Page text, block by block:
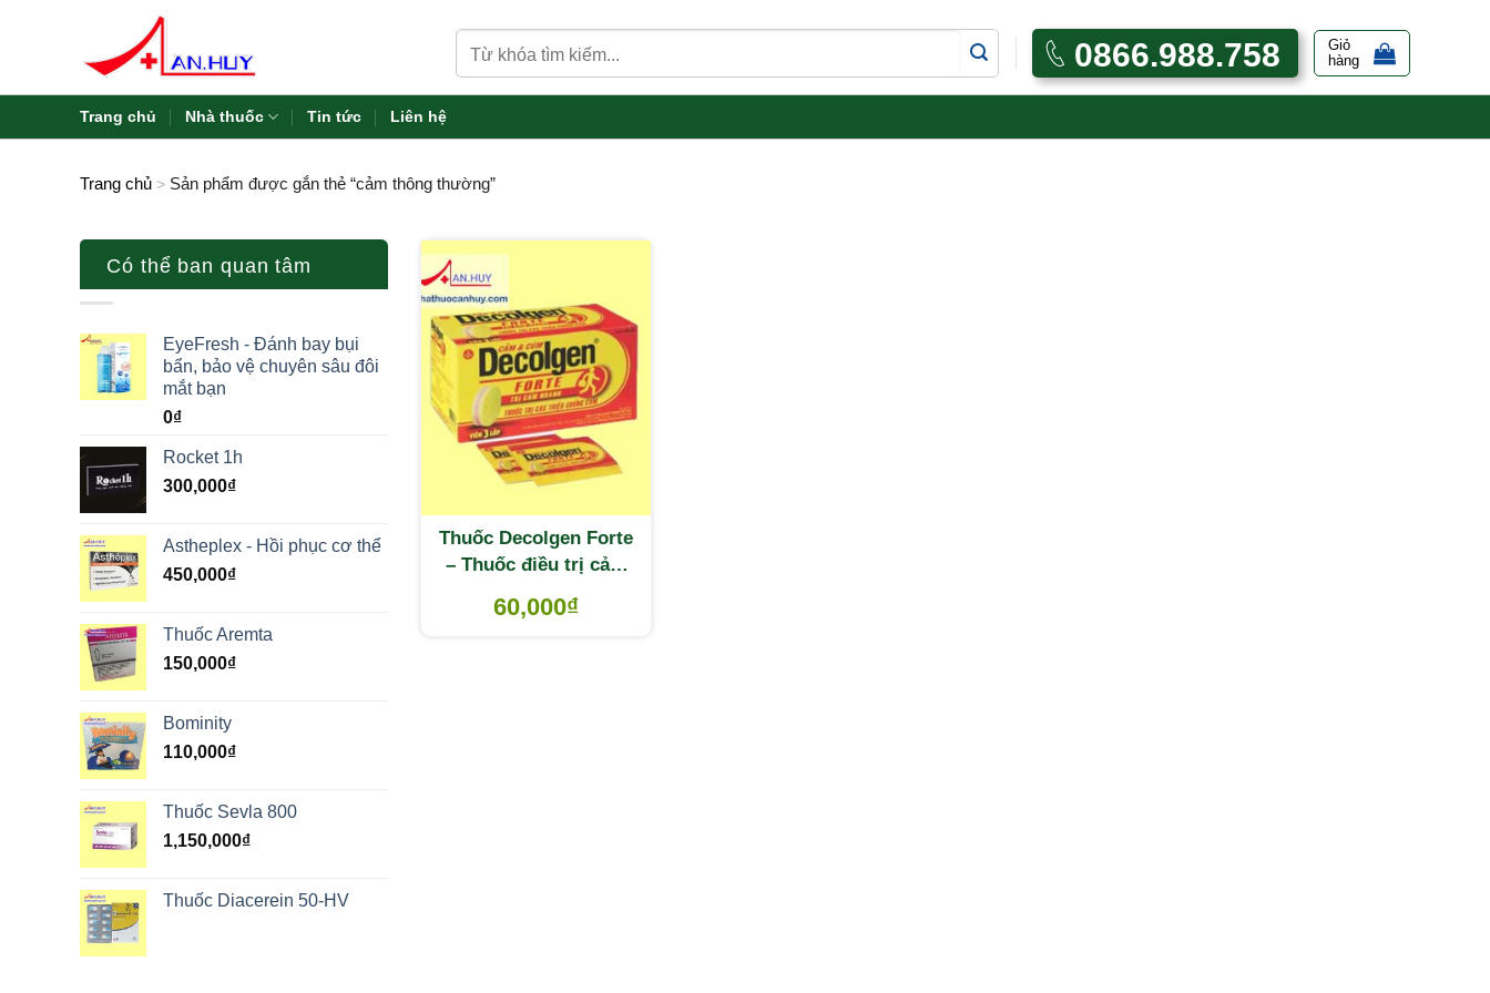
kiếm:
0866.988.758
Giỏ
hàng
Trang chủ Nhà thuốc Tin tức Liên hệ
Trang chủ > Sản phẩm được gắn thẻ “cảm thông thường”
Có thể ban quan tâm
EyeFresh - Đánh bay bụi
bẩn, bảo vệ chuyên sâu đôi
mắt bạn
0₫
Rocket 1h
300,000₫
Astheplex - Hồi phục cơ thể
450,000₫
Thuốc Aremta
150,000₫
Bominity
110,000₫
Thuốc Sevla 800
1,150,000₫
Thuốc Diacerein 50-HV
Thuốc Decolgen Forte
– Thuốc điều trị cảm
xoang
60,000₫